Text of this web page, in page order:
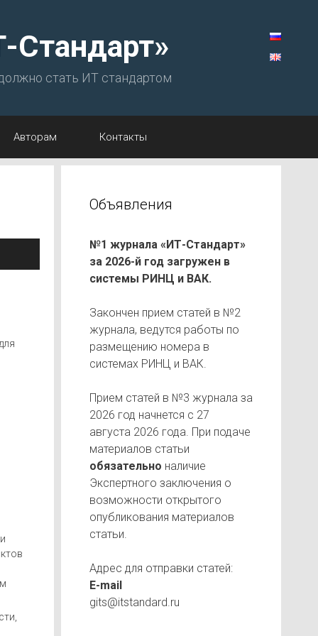
Стандарт»
стать ИТ стандартом
Авторам Контакты
Объявления
№1 журнала «ИТ-Стандарт»
за 2026-й год загружен в
системы РИНЦ и ВАК.
Закончен прием статей в №2
журнала, ведутся работы по
размещению номера в
системах РИНЦ и ВАК.
Прием статей в №3 журнала за
2026 год начнется с 27
августа 2026 года. При подаче
материалов статьи
обязательно наличие
Экспертного заключения о
возможности открытого
опубликования материалов
статьи.
Адрес для отправки статей:
E-mail
gits@itstandard.ru